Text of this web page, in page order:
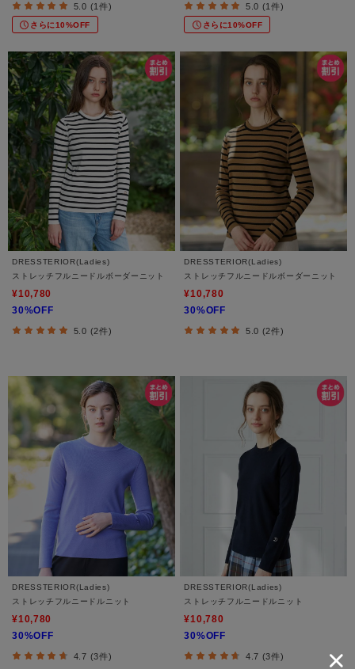
5.0 (1件)
さらに10%OFF
5.0 (1件)
さらに10%OFF
DRESSTERIOR(Ladies)
ストレッチフルニードルボーダーニット
¥10,780
30%OFF
5.0 (2件)
DRESSTERIOR(Ladies)
ストレッチフルニードルボーダーニット
¥10,780
30%OFF
5.0 (2件)
DRESSTERIOR(Ladies)
ストレッチフルニードルニット
¥10,780
30%OFF
4.7 (3件)
DRESSTERIOR(Ladies)
ストレッチフルニードルニット
¥10,780
30%OFF
4.7 (3件)